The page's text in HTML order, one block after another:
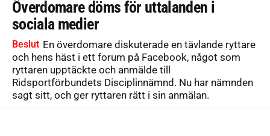
Överdomare döms för uttalanden i
sociala medier
Beslut En överdomare diskuterade en tävlande ryttare
och hens häst i ett forum på Facebook, något som
ryttaren upptäckte och anmälde till
Ridsportförbundets Disciplinnämnd. Nu har nämnden
sagt sitt, och ger ryttaren rätt i sin anmälan.